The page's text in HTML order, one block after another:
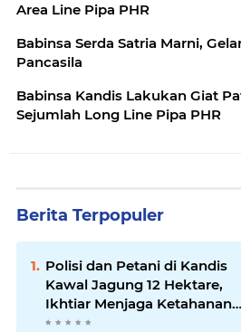
Area Line Pipa PHR
Babinsa Serda Satria Marni,
Pancasila
Babinsa Kandis Lakukan Giat
Sejumlah Long Line Pipa PHR
Berita Terpopuler
Polisi dan Petani di Kandis
Kawal Jagung 12 Hektare,
Ikhtiar Menjaga Ketahanan
Pangan